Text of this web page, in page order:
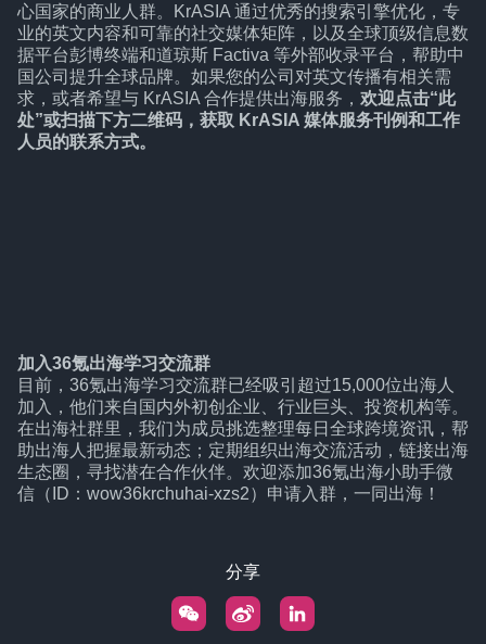
心国家的商业人群。KrASIA 通过优秀的搜索引擎优化，专
业的英文内容和可靠的社交媒体矩阵，以及全球顶级信息数
据平台彭博终端和道琼斯 Factiva 等外部收录平台，帮助中
国公司提升全球品牌。如果您的公司对英文传播有相关需
求，或者希望与 KrASIA 合作提供出海服务， 欢迎点击“此
处”或扫描下方二维码，获取 KrASIA 媒体服务刊例和工作
人员的联系方式。
加入36氪出海学习交流群
目前，36氪出海学习交流群已经吸引超过15,000位出海人
加入，他们来自国内外初创企业、行业巨头、投资机构等。
在出海社群里，我们为成员挑选整理每日全球跨境资讯，帮
助出海人把握最新动态；定期组织出海交流活动，链接出海
生态圈，寻找潜在合作伙伴。欢迎添加36氪出海小助手微
信（ID：wow36krchuhai-xzs2）申请入群，一同出海！
分享